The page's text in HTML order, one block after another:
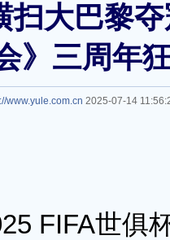
扫大巴黎
》三周年
www.yule.com.cn 2025-07-14
FIFA世俱